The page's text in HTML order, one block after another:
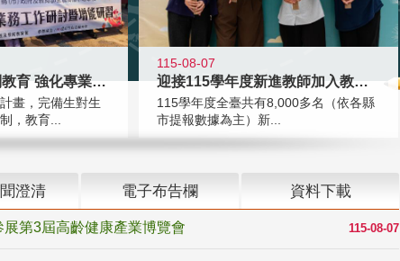
落實校園霸凌防制教育 強化專業知能
畫，完備生對生
，教育...
115-08-07
迎接115學年度新進教師加入教育現
115學年度全臺共有8,000多名（依各縣
市提報數據為主）新...
澄清 電子布告欄 資料下載
115-08-07
第3屆高齡健康產業博覽會